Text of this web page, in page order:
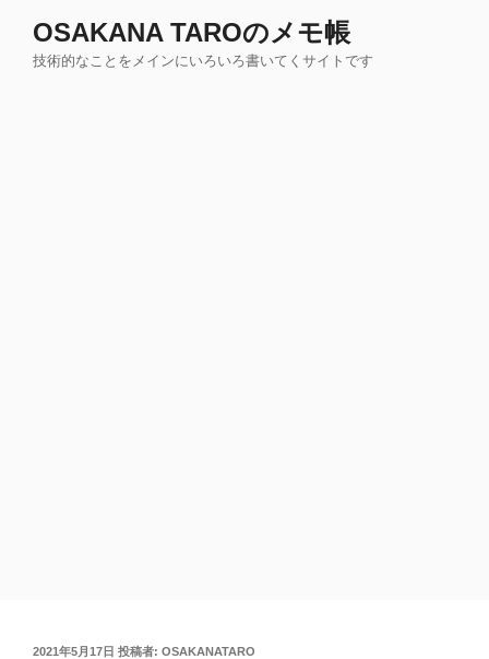
OSAKANA TAROのメモ帳
技術的なことをメインにいろいろ書いてくサイトです
投
2021年5月17日 投稿者: OSAKANATARO